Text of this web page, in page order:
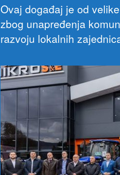
Ovaj događaj je od
zbog unapređenja
razvoju lokalnih